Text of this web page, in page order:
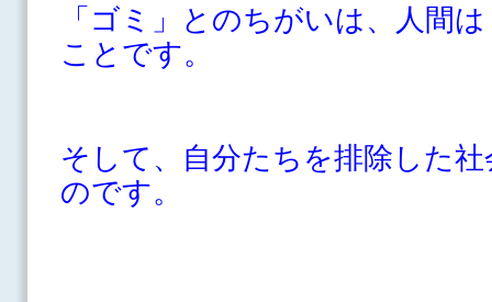
「ゴミ」とのちがいは、人間
ことです。
そして、自分たちを排除した
のです。